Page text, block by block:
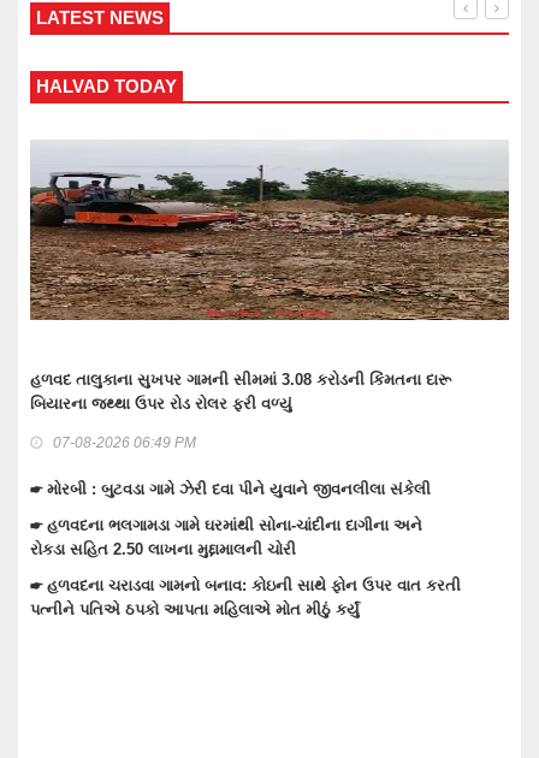
LATEST NEWS
WANKANER TODAY
તેરા તુજકો અર્પણ: વાંકાનેર સિટી પોલીસે રોકડ, મોબાઈલ અને બાઇક સહિત
લાખોનો મુદામાલ અરજદારોને પરત કર્યો
07-08-2026 06:37 PM
☛ વાંકાનેરના ગુંદાખડા ગામે રેતી ભરેલા ટ્રક ઉપર ચડીને કામ કરતા યુવાનને
ઇલેક્ટ્રીક શોટ લાગતા મોત
☛ વાંકાનેરમાં પેટમાં દુખાવો ઉપડતા સારવારમાં ખસેડાયેલ મહિલાને આંચકી
☛ વાંકાનેરમાં મુખ્ય માર્ગો ઉપરના દબાણો હટાવતી પાલિકા